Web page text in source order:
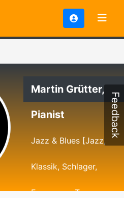
Martin Grütter,
Pianist
Jazz & Blues [Jazz,
Klassik, Schlager,
Evergreen, Tango,
Feedback